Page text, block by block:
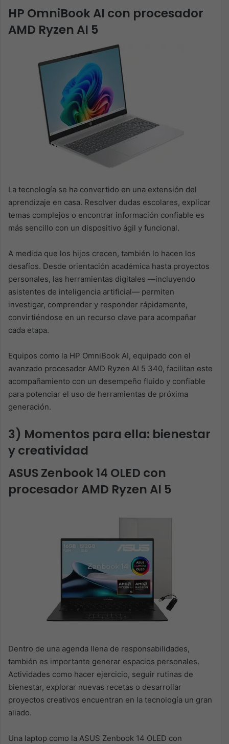
HP OmniBook AI con procesador
AMD Ryzen AI 5
La tecnología se ha convertido en una extensión del
aprendizaje en casa. Resolver dudas escolares, explicar
temas complejos o encontrar información confiable es
más sencillo con un dispositivo ágil y funcional.
A medida que los hijos crecen, también lo hacen los
desafíos. Desde orientación académica hasta proyectos
personales, las herramientas digitales —incluyendo
asistentes de inteligencia artificial— permiten
investigar, comprender y responder rápidamente,
convirtiéndose en un recurso clave para acompañar
cada etapa.
Equipos como la HP OmniBook AI, equipado con el
avanzado procesador AMD Ryzen AI 5 340, facilitan este
acompañamiento con un desempeño fluido y confiable
para potenciar el uso de herramientas de próxima
generación.
3) Momentos para ella: bienestar
y creatividad
ASUS Zenbook 14 OLED con
procesador AMD Ryzen AI 5
Dentro de una agenda llena de responsabilidades,
también es importante generar espacios personales.
Actividades como hacer ejercicio, seguir rutinas de
bienestar, explorar nuevas recetas o desarrollar
proyectos creativos encuentran en la tecnología un gran
aliado.
Una laptop como la ASUS Zenbook 14 OLED con